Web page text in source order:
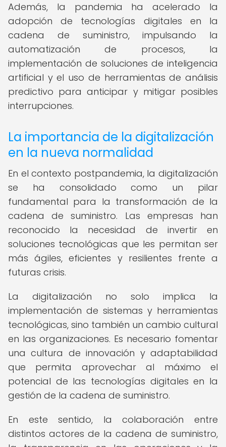
Además, la pandemia ha acelerado la
adopción de tecnologías digitales en la
cadena de suministro, impulsando la
automatización de procesos, la
implementación de soluciones de inteligencia
artificial y el uso de herramientas de análisis
predictivo para anticipar y mitigar posibles
interrupciones.
La importancia de la digitalización
en la nueva normalidad
En el contexto postpandemia, la digitalización
se ha consolidado como un pilar
fundamental para la transformación de la
cadena de suministro. Las empresas han
reconocido la necesidad de invertir en
soluciones tecnológicas que les permitan ser
más ágiles, eficientes y resilientes frente a
futuras crisis.
La digitalización no solo implica la
implementación de sistemas y herramientas
tecnológicas, sino también un cambio cultural
en las organizaciones. Es necesario fomentar
una cultura de innovación y adaptabilidad
que permita aprovechar al máximo el
potencial de las tecnologías digitales en la
gestión de la cadena de suministro.
En este sentido, la colaboración entre
distintos actores de la cadena de suministro,